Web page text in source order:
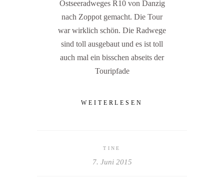
Ostseeradweges R10 von Danzig
nach Zoppot gemacht. Die Tour
war wirklich schön. Die Radwege
sind toll ausgebaut und es ist toll
auch mal ein bisschen abseits der
Touripfade
WEITERLESEN
TINE
7. Juni 2015